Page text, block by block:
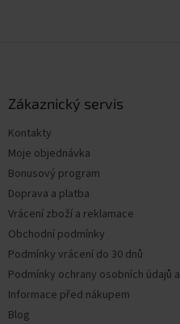
Zákaznický servis
Kontakty
Moje objednávka
Bonusový program
Doprava a platba
Vrácení zboží a reklamace
Obchodní podmínky
Podmínky vrácení do 30 dnů
Podmínky ochrany osobních údajů
Informace před nákupem
Blog